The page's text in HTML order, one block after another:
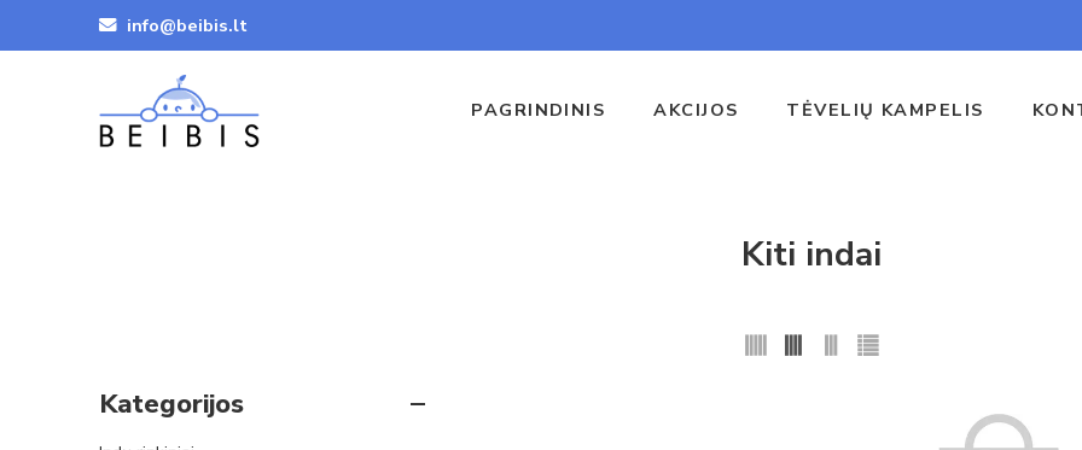
info@beibis.lt
PAGRINDINIS AKCIJOS TĖVELIŲ KAMPELIS
Kiti indai
Kategorijos